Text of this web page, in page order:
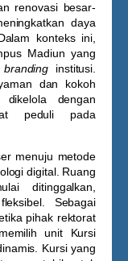
renovasi besar-
daya
konteks ini,
Madiun yang
branding institusi.
dan kokoh
dengan
peduli pada
menuju metode
digital. Ruang
ditinggalkan,
Sebagai
pihak rektorat
unit Kursi
Kursi yang